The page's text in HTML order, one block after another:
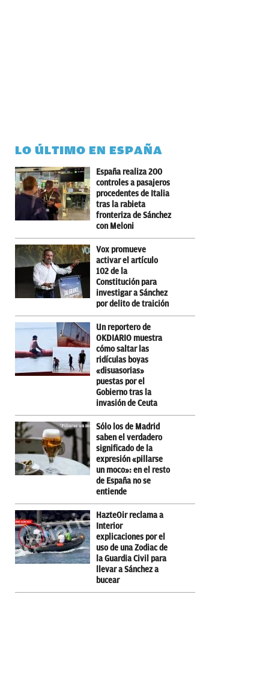
LO ÚLTIMO EN ESPAÑA
España realiza 200
controles a pasajeros
procedentes de Italia
tras la rabieta
fronteriza de Sánchez
con Meloni
Vox promueve
activar el artículo
102 de la
Constitución para
investigar a Sánchez
por delito de traición
Un reportero de
OKDIARIO muestra
cómo saltar las
ridículas boyas
«disuasorias»
puestas por el
Gobierno tras la
invasión de Ceuta
Sólo los de Madrid
saben el verdadero
significado de la
expresión «pillarse
un moco»: en el resto
de España no se
entiende
HazteOir reclama a
Interior
explicaciones por el
uso de una Zodiac de
la Guardia Civil para
llevar a Sánchez a
bucear